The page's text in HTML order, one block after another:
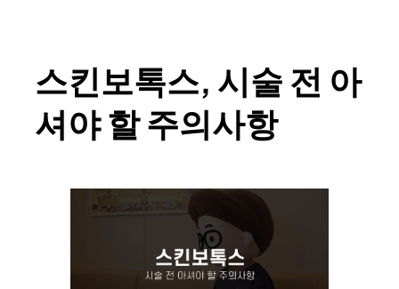
스킨보톡스, 시술 전 아
셔야 할 주의사항